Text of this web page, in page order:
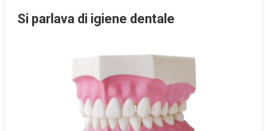
Si parlava di igiene dentale